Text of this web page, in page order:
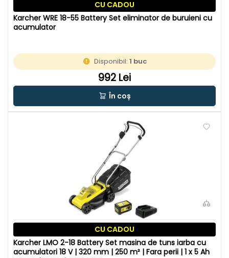
CU CADOU
Karcher WRE 18-55 Battery Set eliminator de buruieni cu
acumulator
Disponibil:1 buc
992 Lei
În coș
CU CADOU
Karcher LMO 2-18 Battery Set masina de tuns iarba cu
acumulatori 18 V | 320 mm | 250 m² | Fara perii | 1 x 5 Ah